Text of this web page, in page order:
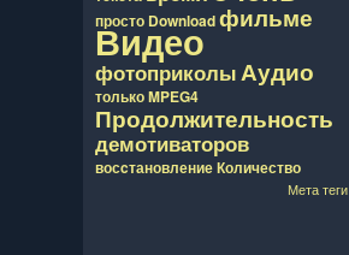
просто Downloadфильме
Видео
фотоприколыАудио
толькоMPEG4
Продолжительность
демотиваторов
восcтановлениеКоличество
Мета теги